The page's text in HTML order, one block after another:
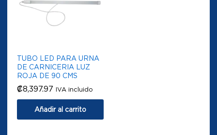
TUBO LED PARA URNA
DE CARNICERIA LUZ
ROJA DE 90 CMS
₡8,397.97 IVA incluido
Añadir al carrito